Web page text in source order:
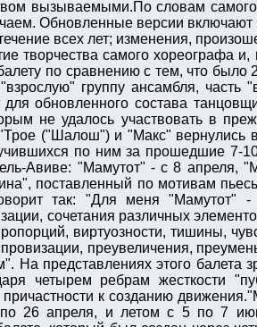
вызываемыми.По словам
Обновленные версии включают
всех лет; изменения,
творчества самого хореографа
по сравнению с тем, что было
группу ансамбля, часть
обновленного состава
не удалось участвовать в
("Шалош") и "Макс" вернулись в
по ним за прошедшие 7-
Авиве: "Мамутот" - с 8 апреля,
поставленный по мотивам
так: "Для меня "Мамутот" -
сочетания различных
виртуозности, тишины,
преувеличения,
представлениях этого балета
четырем ребрам жесткости
к созданию
26 апреля, и летом с 5 по 7